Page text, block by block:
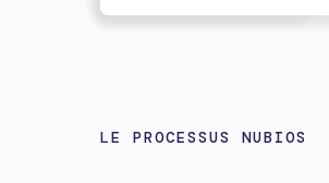
LE PROCESSUS NUBIOS